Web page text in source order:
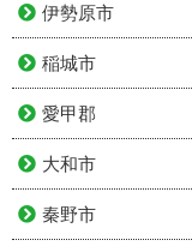
伊勢原市
稲城市
愛甲郡
大和市
秦野市